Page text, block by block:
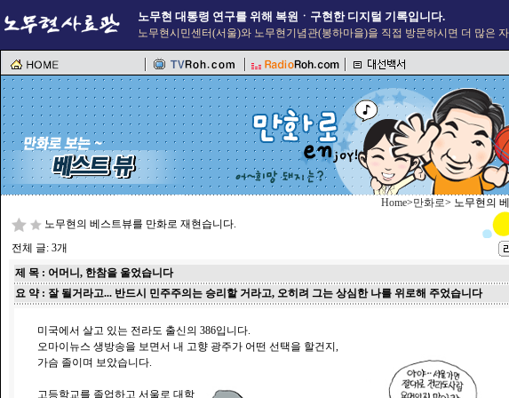
노무현 대통령 연구를 위해 복원ㆍ구현한 디지털 기록입니다.
노무현시민센터(서울)와 노무현기념관(봉하마을)을 직접 방문하시면 더 많은
Home>만화로> 노무현의
노무현의 베스트뷰를 만화로 재현습니다.
전체 글: 3개
제 목 : 어머니, 한참을 울었습니다
요 약 : 잘 될거라고... 반드시 민주주의는 승리할 거라고, 오히려 그는 상심한 나를 위로해 주었습니다
미국에서 살고 있는 전라도 출신의 386입니다.
오마이뉴스 생방송을 보면서 내 고향 광주가 어떤 선택을 할건지,
가슴 졸이며 보았습니다.
고등학교를 졸업하고 서울로 대학